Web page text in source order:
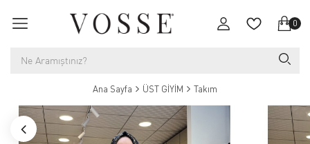
0
Ana Sayfa ÜST GİYİM Takım